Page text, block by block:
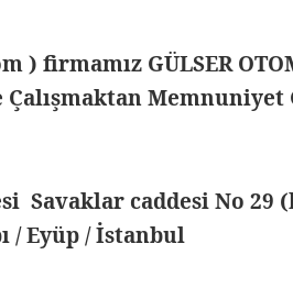
firmamız GÜLSER
Çalışmaktan
Savaklar caddesi No 29
/ Eyüp / İstanbul